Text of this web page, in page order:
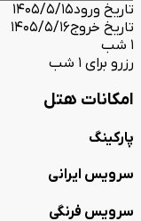
تاریخ ورود1405/5/15
تاریخ خروج1405/5/16
1 شب
رزرو برای 1 شب
امکانات هتل
پارکینگ
سرویس ایرانی
سرویس فرنگی